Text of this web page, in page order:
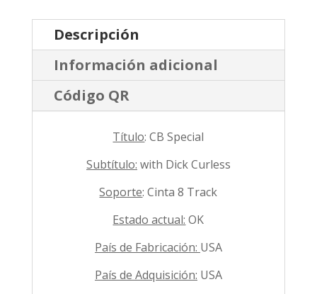
Descripción
Información adicional
Código QR
Título: CB Special
Subtítulo: with Dick Curless
Soporte: Cinta 8 Track
Estado actual: OK
País de Fabricación: USA
País de Adquisición: USA